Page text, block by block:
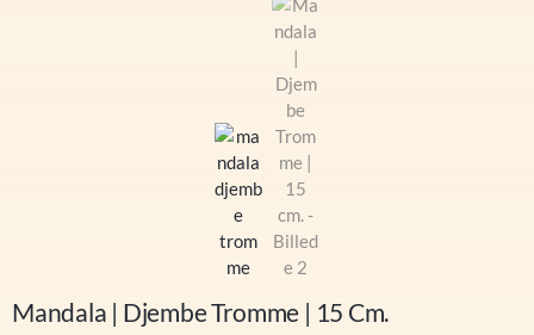
Mandala | Djembe Tromme | 15 Cm.